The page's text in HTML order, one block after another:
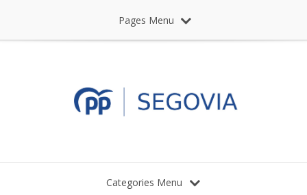
Pages Menu
Categories Menu